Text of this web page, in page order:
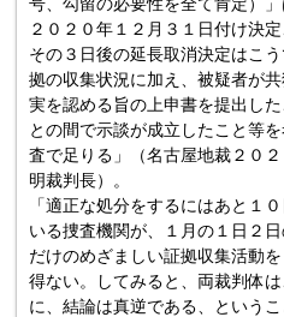
２０２０年１２月３１日付け決定
その３日後の延長取消決定はこ
拠の収集状況に加え、被疑者が
実を認める旨の上申書を提出し
との間で示談が成立したこと等
査で足りる」（名古屋地裁２０
明裁判長）。
「適正な処分をするにはあと１
いる捜査機関が、１月の１日２
だけのめざましい証拠収集活動
得ない。してみると、両裁判体
に、結論は真逆である、という